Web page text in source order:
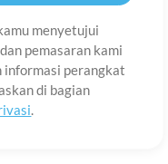
menyetujui
pemasaran kami
informasi perangkat
di bagian
.